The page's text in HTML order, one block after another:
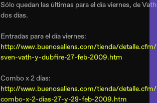
Sólo quedan las últimas para el día viernes, de
dos días.
Entradas para el día viernes:
http://www.buenosaliens.com/tienda/
sven-vath-y-dubfire-27-feb-2009.htm
Combo x 2 días:
http://www.buenosaliens.com/tienda/
combo-x-2-dias-27-y-28-feb-2009.htm